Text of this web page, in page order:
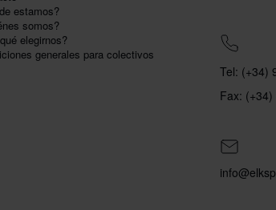
estamos?
somos?
elegirnos?
generales para colectivos
Tel: (+34)
Fax: